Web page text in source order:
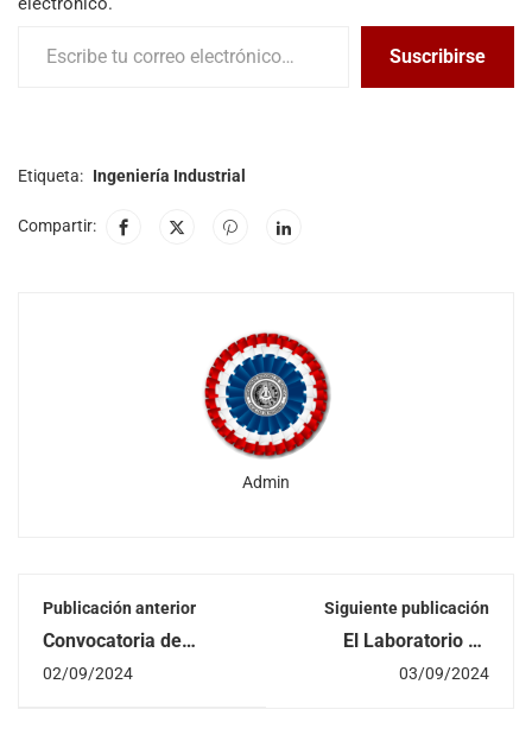
Suscribirse
Etiqueta: Ingeniería Industrial
Compartir:
Admin
Publicación anterior
Convocatoria de
Movilidad Académica
Programa PAME –
02/09/2024
Siguiente publicación
El Laboratorio de
Fabricación Digital de
la FIUNA convoca a
03/09/2024